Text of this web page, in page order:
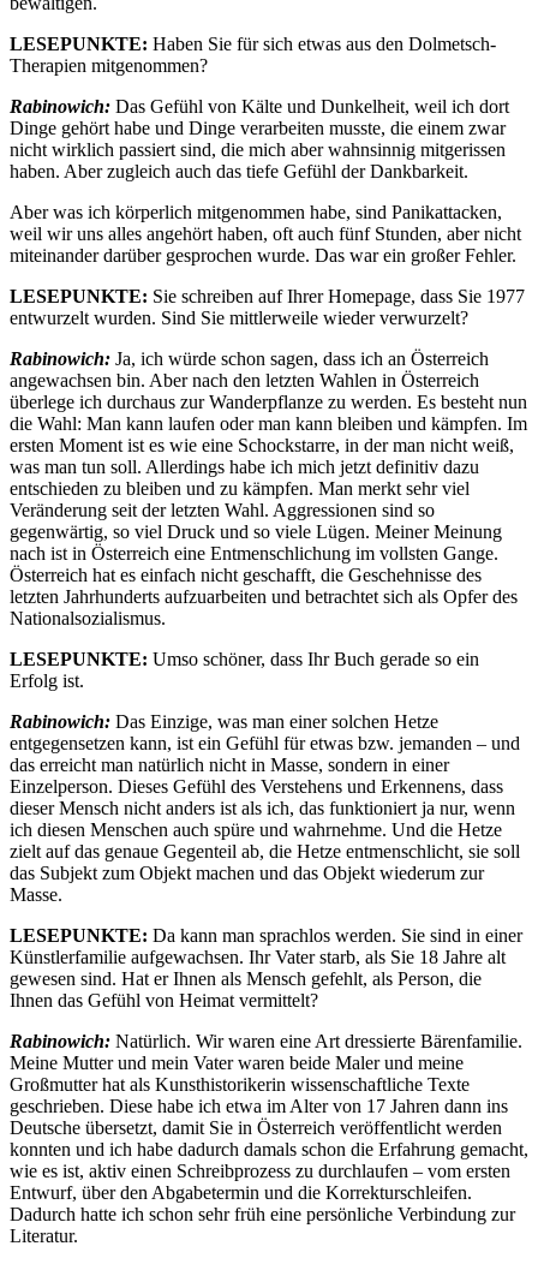
LESEPUNKTE: Haben Sie für sich etwas aus den Dolmetsch-
Therapien mitgenommen?
Rabinowich: Das Gefühl von Kälte und Dunkelheit, weil ich dort
Dinge gehört habe und Dinge verarbeiten musste, die einem zwar
nicht wirklich passiert sind, die mich aber wahnsinnig mitgerissen
haben. Aber zugleich auch das tiefe Gefühl der Dankbarkeit.
Aber was ich körperlich mitgenommen habe, sind Panikattacken,
weil wir uns alles angehört haben, oft auch fünf Stunden, aber nicht
miteinander darüber gesprochen wurde. Das war ein großer Fehler.
LESEPUNKTE: Sie schreiben auf Ihrer Homepage, dass Sie 1977
entwurzelt wurden. Sind Sie mittlerweile wieder verwurzelt?
Rabinowich: Ja, ich würde schon sagen, dass ich an Österreich
angewachsen bin. Aber nach den letzten Wahlen in Österreich
überlege ich durchaus zur Wanderpflanze zu werden. Es besteht nun
die Wahl: Man kann laufen oder man kann bleiben und kämpfen. Im
ersten Moment ist es wie eine Schockstarre, in der man nicht weiß,
was man tun soll. Allerdings habe ich mich jetzt definitiv dazu
entschieden zu bleiben und zu kämpfen. Man merkt sehr viel
Veränderung seit der letzten Wahl. Aggressionen sind so
gegenwärtig, so viel Druck und so viele Lügen. Meiner Meinung
nach ist in Österreich eine Entmenschlichung im vollsten Gange.
Österreich hat es einfach nicht geschafft, die Geschehnisse des
letzten Jahrhunderts aufzuarbeiten und betrachtet sich als Opfer des
Nationalsozialismus.
LESEPUNKTE: Umso schöner, dass Ihr Buch gerade so ein
Erfolg ist.
Rabinowich: Das Einzige, was man einer solchen Hetze
entgegensetzen kann, ist ein Gefühl für etwas bzw. jemanden – und
das erreicht man natürlich nicht in Masse, sondern in einer
Einzelperson. Dieses Gefühl des Verstehens und Erkennens, dass
dieser Mensch nicht anders ist als ich, das funktioniert ja nur, wenn
ich diesen Menschen auch spüre und wahrnehme. Und die Hetze
zielt auf das genaue Gegenteil ab, die Hetze entmenschlicht, sie soll
das Subjekt zum Objekt machen und das Objekt wiederum zur
Masse.
LESEPUNKTE: Da kann man sprachlos werden. Sie sind in einer
Künstlerfamilie aufgewachsen. Ihr Vater starb, als Sie 18 Jahre alt
gewesen sind. Hat er Ihnen als Mensch gefehlt, als Person, die
Ihnen das Gefühl von Heimat vermittelt?
Rabinowich: Natürlich. Wir waren eine Art dressierte Bärenfamilie.
Meine Mutter und mein Vater waren beide Maler und meine
Großmutter hat als Kunsthistorikerin wissenschaftliche Texte
geschrieben. Diese habe ich etwa im Alter von 17 Jahren dann ins
Deutsche übersetzt, damit Sie in Österreich veröffentlicht werden
konnten und ich habe dadurch damals schon die Erfahrung gemacht,
wie es ist, aktiv einen Schreibprozess zu durchlaufen – vom ersten
Entwurf, über den Abgabetermin und die Korrekturschleifen.
Dadurch hatte ich schon sehr früh eine persönliche Verbindung zur
Literatur.